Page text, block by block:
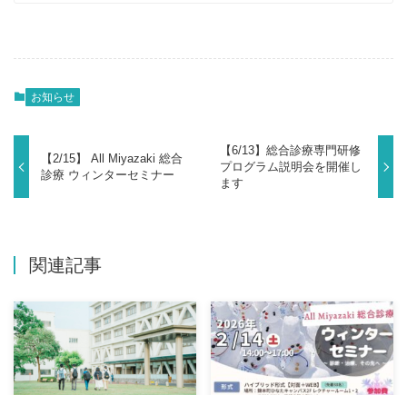
お知らせ
【2/15】 All Miyazaki 総合
診療 ウィンターセミナー
【6/13】総合診療専門研修
プログラム説明会を開催し
ます
関連記事